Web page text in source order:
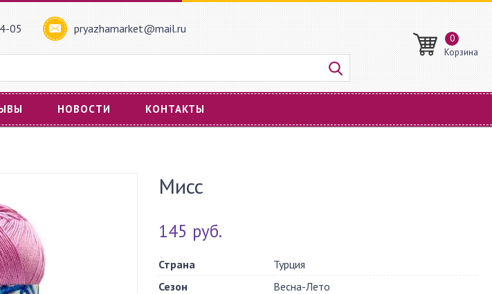
05 pryazhamarket@mail.ru
Корзина
0
НОВОСТИ КОНТАКТЫ
Мисс
145 руб.
Страна
Турция
Сезон
Весна-Лето